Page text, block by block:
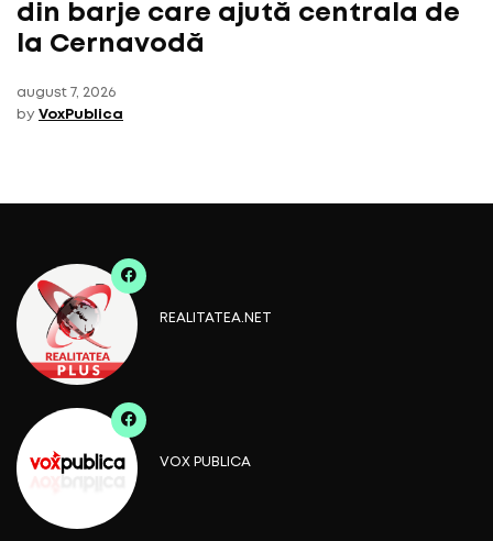
din barje care ajută centrala de
la Cernavodă
august 7, 2026
by VoxPublica
REALITATEA.NET
VOX PUBLICA